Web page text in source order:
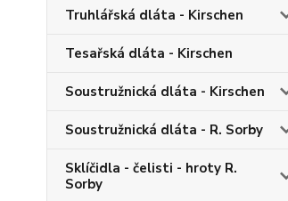
Truhlářská dláta - Kirschen
Tesařská dláta - Kirschen
Soustružnická dláta - Kirschen
Soustružnická dláta - R. Sorby
Sklíčidla - čelisti - hroty R.
Sorby